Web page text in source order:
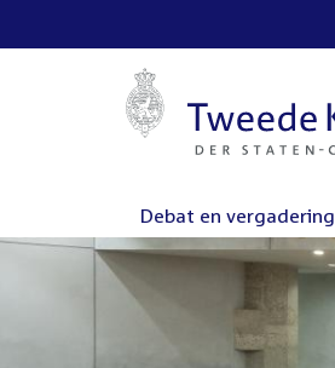
Debat en vergadering